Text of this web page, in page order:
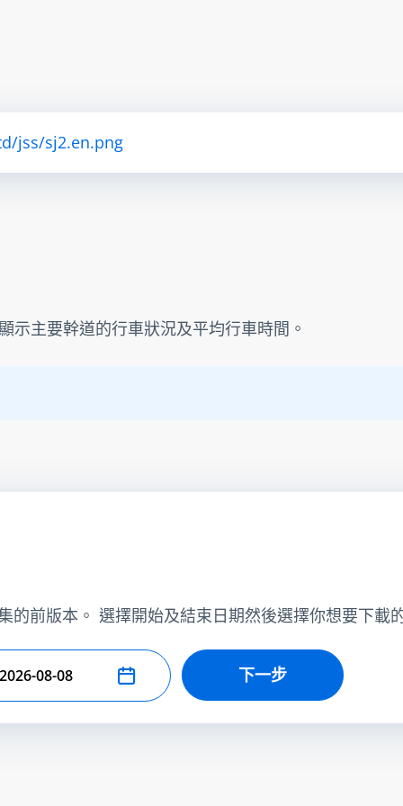
jss/sj2.en.png
示主要幹道的行車狀況及平均行車時間。
的前版本。 選擇開始及結束日期然後選擇你想要下載
結束日期 下一步